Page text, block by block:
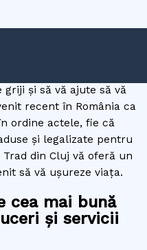
Cluj
griji și să vă ajute să vă
recent în România ca
ordine actele, fie că
și legalizate pentru
din Cluj vă oferă un
să vă ușureze viața.
cea mai bună
și servicii